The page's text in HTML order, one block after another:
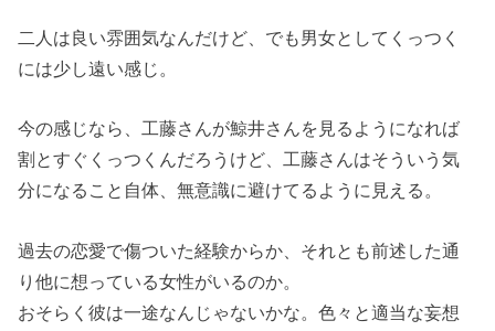
二人は良い雰囲気なんだけど、でも男女としてくっつく
には少し遠い感じ。
今の感じなら、工藤さんが鯨井さんを見るようになれば
割とすぐくっつくんだろうけど、工藤さんはそういう気
分になること自体、無意識に避けてるように見える。
過去の恋愛で傷ついた経験からか、それとも前述した通
り他に想っている女性がいるのか。
おそらく彼は一途なんじゃないかな。色々と適当な妄想